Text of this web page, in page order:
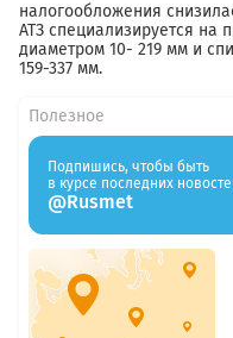
налогообложения
АТЗ специализируется на
диаметром 10- 219 мм и
159-337 мм.
Полезное
Подпишись, чтобы быть
в курсе последних
@Rusmet